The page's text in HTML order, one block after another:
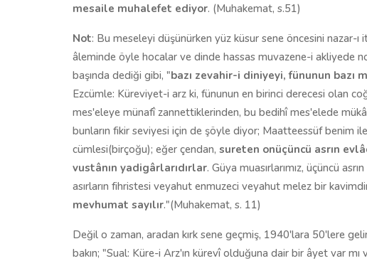
mesaile muhalefet ediyor. (Muhakemat, s.51)
Not: Bu meseleyi düşünürken yüz küsur sene öncesini nazar-
âleminde öyle hocalar ve dinde hassas muvazene-i akliyede
başında dediği gibi, "bazı zevahir-i diniyeyi, fünunun
Ezcümle: Küreviyet-i arz ki, fünunun en birinci derecesi olan
mes'eleye münafî zannettiklerinden, bu bedihî mes'elede
bunların fikir seviyesi için de şöyle diyor; Maatteessüf benim ile
cümlesi(birçoğu); eğer çendan, sureten onüçüncü asrın
vustânın yadigârlarıdırlar. Güya muasırlarımız, üçüncü
asırların fihristesi veyahut enmuzeci veyahut melez bir
mevhumat sayılır."(Muhakemat, s. 11)
Değil o zaman, aradan kırk sene geçmiş, 1940'lara 50'lere
bakın; "Sual: Küre-i Arz'ın kürevî olduğuna dair bir âyet var